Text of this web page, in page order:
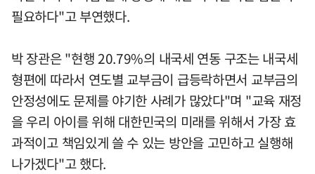
필요하다"고 부연했다.
박 장관은 "현행 20.79%의 내국세 연동 구조는 내국세
형편에 따라서 연도별 교부금이 급등락하면서 교부금의
안정성에도 문제를 야기한 사례가 많았다"며 "교육 재정
을 우리 아이를 위해 대한민국의 미래를 위해서 가장 효
과적이고 책임있게 쓸 수 있는 방안을 고민하고 실행해
나가겠다"고 했다.